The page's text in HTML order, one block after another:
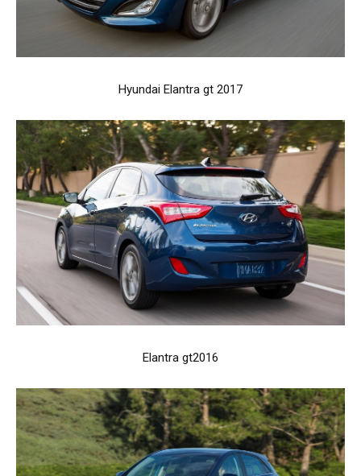
Hyundai Elantra gt 2017
Elantra gt2016